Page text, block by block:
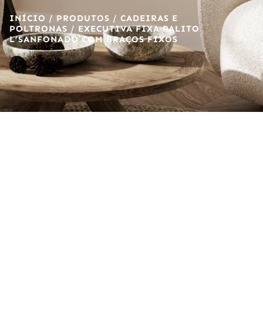
INÍCIO / PRODUTOS / CADEIRAS E
POLTRONAS / EXECUTIVA FIXA PALITO
L’SANFONADO COM BRAÇOS FIXOS